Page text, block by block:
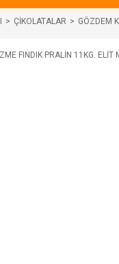
ÇİKOLATALAR GÖZDEM